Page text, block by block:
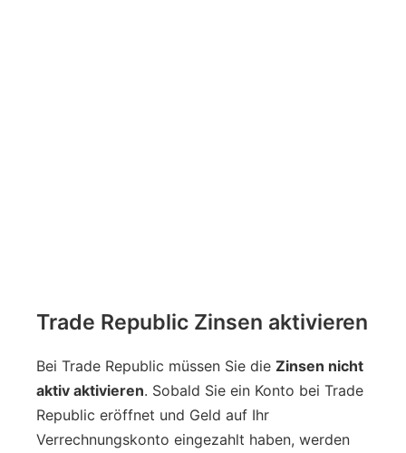
Trade Republic Zinsen aktivieren
Bei Trade Republic müssen Sie die Zinsen nicht
aktiv aktivieren. Sobald Sie ein Konto bei Trade
Republic eröffnet und Geld auf Ihr
Verrechnungskonto eingezahlt haben, werden